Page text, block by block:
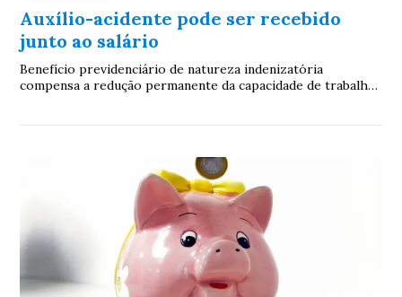
Auxílio-acidente pode ser recebido
junto ao salário
Benefício previdenciário de natureza indenizatória
compensa a redução permanente da capacidade de trabalho